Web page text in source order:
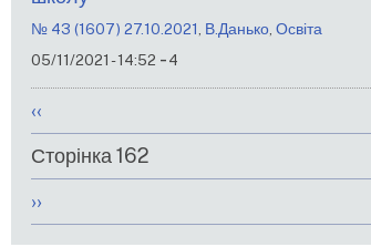
№ 43 (1607) 27.10.2021 В.Данько Освіта
05/11/2021 - 14:52 -4
Розбивка
на
сторінки
Попередня
сторінка
‹‹
Сторінка 162
Наступна
сторінка
››